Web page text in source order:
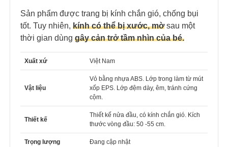
Sản phẩm được trang bị kính chắn gió, chống bụi
tốt. Tuy nhiên, kính có thể bịxước, mờ sau một
thời gian dùng gây cản trở tầm nhìn của bé.
Xuất xứ Việt Nam
Vật liệu
Vỏ bằng nhựa ABS. Lớp trong làm từ mút
xốp EPS. Lớp đệm dày, êm, tránh cứng
cộm.
Thiết kế
Thiết kế nửa đầu, có kính chắn gió. Kích
thước vòng đầu: 50 -55 cm.
Trọng lượng Đang cập nhật